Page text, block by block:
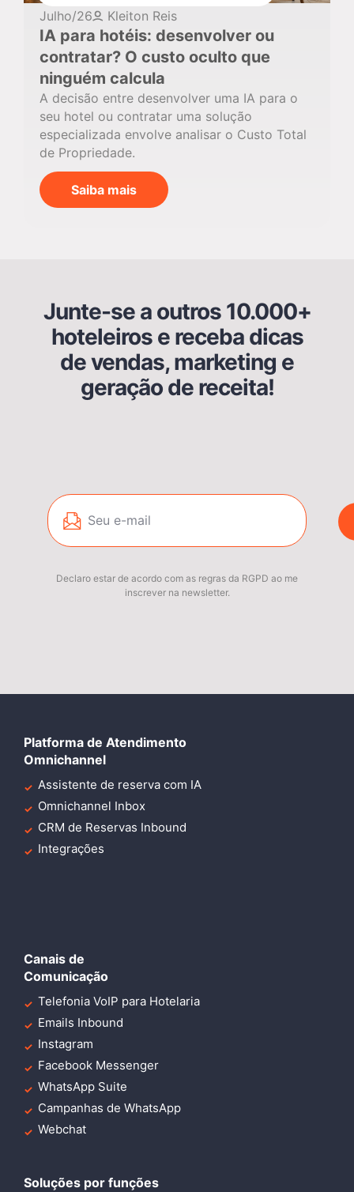
Julho/26 Kleiton Reis
IA para hotéis: desenvolver ou
contratar? O custo oculto que
ninguém calcula
A decisão entre desenvolver uma IA para o
seu hotel ou contratar uma solução
especializada envolve analisar o Custo Total
de Propriedade.
Saiba mais
Junte-se a outros 10.000+
hoteleiros e receba dicas
de vendas, marketing e
geração de receita!
Declaro estar de acordo com as regras da RGPD ao me
inscrever na newsletter.
Platforma de Atendimento
Omnichannel
Assistente de reserva com IA
Omnichannel Inbox
CRM de Reservas Inbound
Integrações
Canais de
Comunicação
Telefonia VoIP para Hotelaria
Emails Inbound
Instagram
Facebook Messenger
WhatsApp Suite
Campanhas de WhatsApp
Webchat
Soluções por funções